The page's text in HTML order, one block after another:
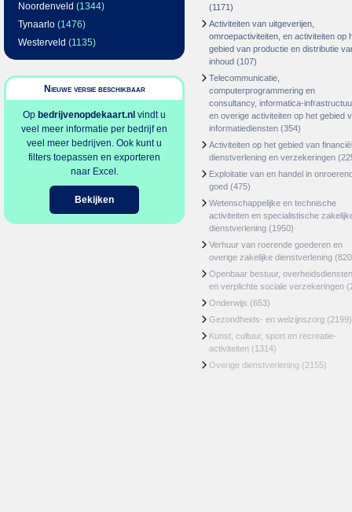
Noordenveld (1344)
Tynaarlo (1476)
Westerveld (1135)
Nieuwe versie beschikbaar
Op bedrijvenopdekaart.nl vindt u
veel meer informatie per bedrijf en
veel meer bedrijven. Ook kunt u
filters toepassen en exporteren
naar Excel.
Bekijken
(1171)
Activiteiten van uitgeverijen,
omroepactiviteiten, en activiteiten op
gebied van productie en distributie
inhoud (107)
Telecommunicatie,
computerprogrammering en
consultancy, informatica-
en overige activiteiten op het gebied
informatiediensten (354)
Activiteiten op het gebied van
dienstverlening en verzekeringen
Exploitatie van en handel in
goed (475)
Wetenschappelijke en technische
activiteiten en specialistische
dienstverlening (1950)
Verhuur van roerende goederen en
overige zakelijke dienstverlening
Openbaar bestuur, overheidsdiensten
en verplichte sociale verzekeringen
Onderwijs (653)
Gezondheids- en welzijnszorg (2199)
Kunst, cultuur, sport en recreatie-
activiteiten (1314)
Overige dienstverlening (2155)